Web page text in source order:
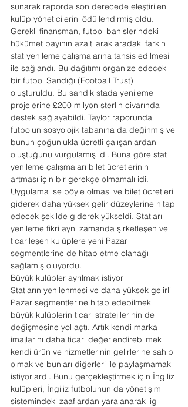
sunarak raporda son derecede eleştirilen
kulüp yöneticilerini ödüllendirmiş oldu.
Gerekli finansman, futbol bahislerindeki
hükümet payının azaltılarak aradaki farkın
stat yenileme çalışmalarına tahsis edilmesi
ile sağlandı. Bu dağıtımı organize edecek
bir futbol Sandığı (Football Trust)
oluşturuldu. Bu sandık stada yenileme
projelerine £200 milyon sterlin civarında
destek sağlayabildi. Taylor raporunda
futbolun sosyolojik tabanına da değinmiş ve
bunun çoğunlukla ücretli çalışanlardan
oluştuğunu vurgulamış idi. Buna göre stat
yenileme çalışmaları bilet ücretlerinin
artması için bir gerekçe olmamalı idi.
Uygulama ise böyle olması ve bilet ücretleri
giderek daha yüksek gelir düzeylerine hitap
edecek şekilde giderek yükseldi. Statları
yenileme fikri aynı zamanda şirketleşen ve
ticarileşen kulüplere yeni Pazar
segmentlerine de hitap etme olanağı
sağlamış oluyordu.
Büyük kulüpler ayrılmak istiyor
Statların yenilenmesi ve daha yüksek gelirli
Pazar segmentlerine hitap edebilmek
büyük kulüplerin ticari stratejilerinin de
değişmesine yol açtı. Artık kendi marka
imajlarını daha ticari değerlendirebilmek
kendi ürün ve hizmetlerinin gelirlerine sahip
olmak ve bunları diğerleri ile paylaşmamak
istiyorlardı. Bunu gerçekleştirmek için İngiliz
kulüpleri, İngiliz futbolunun da yönetişim
sistemindeki zaaflardan yaralanarak lig